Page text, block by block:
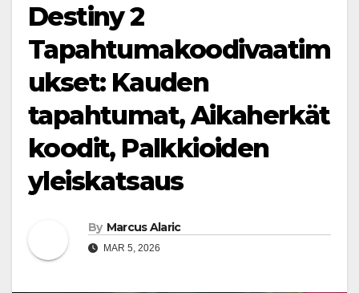
Destiny 2
Tapahtumakoodivaatim
ukset: Kauden
tapahtumat, Aikaherkät
koodit, Palkkioiden
yleiskatsaus
By Marcus Alaric
MAR 5, 2026